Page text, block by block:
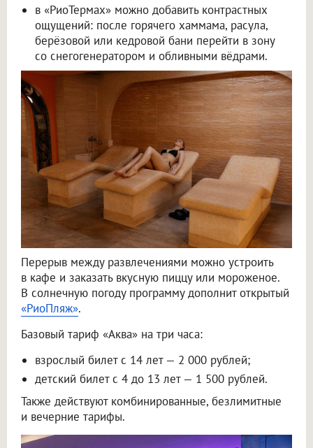
в «РиоТермах» можно добавить контрастных
ощущений: после горячего хаммама, расула,
берёзовой или кедровой бани перейти в зону
со снегогенератором и обливными вёдрами.
Перерыв между развлечениями можно устроить
в кафе и заказать вкусную пиццу или мороженое.
В солнечную погоду программу дополнит открытый
«РиоПляж».
Базовый тариф «Аква» на три часа:
взрослый билет с 14 лет — 2 000 рублей;
детский билет с 4 до 13 лет — 1 500 рублей.
Также действуют комбинированные, безлимитные
и вечерние тарифы.